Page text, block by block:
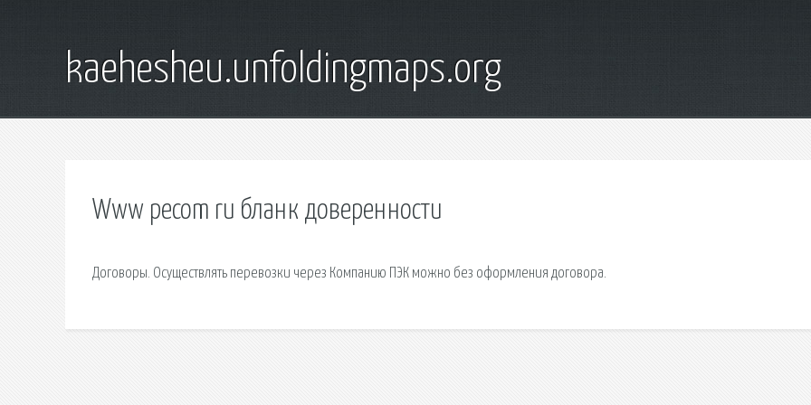
kaehesheu.unfoldingmaps.org
Www pecom ru бланк доверенности
Договоры. Осуществлять перевозки через Компанию ПЭК можно без оформления договора.